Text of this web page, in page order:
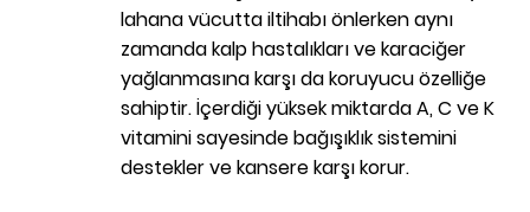
lahana vücutta iltihabı önlerken aynı
zamanda kalp hastalıkları ve karaciğer
yağlanmasına karşı da koruyucu özelliğe
sahiptir. İçerdiği yüksek miktarda A, C ve K
vitamini sayesinde bağışıklık sistemini
destekler ve kansere karşı korur.